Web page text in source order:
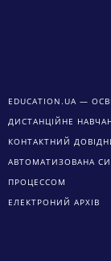
EDUCATION.UA —
ДИСТАНЦІЙНЕ
КОНТАКТНИЙ
АВТОМАТИЗОВАНА
ПРОЦЕССОМ
ЕЛЕКТРОНИЙ АРХІВ